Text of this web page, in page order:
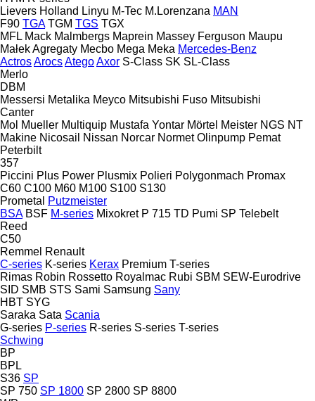
Lievers Holland Linyu M-Tec M.Lorenzana MAN
F90 TGA TGM TGS TGX
MFL Mack Malmbergs Maprein Massey Ferguson Maupu
Małek Agregaty Mecbo Mega Meka Mercedes-Benz
ActrosArocsAtegoAxor S-Class SK SL-Class
Merlo
DBM
Messersi Metalika Meyco Mitsubishi Fuso Mitsubishi
Canter
Mol Mueller Multiquip Mustafa Yontar Mörtel Meister NGS NT
Makine Nicosail Nissan Norcar Normet Olinpump Pemat
Peterbilt
357
Piccini Plus Power Plusmix Polieri Polygonmach Promax
C60 C100 M60 M100 S100 S130
Prometal
Putzmeister
BSA BSF M-series Mixokret P 715 TD Pumi SP Telebelt
Reed
C50
Remmel Renault
C-series K-series Kerax Premium T-series
Rimas Robin Rossetto Royalmac Rubi SBM SEW-Eurodrive
SID SMB STS Sami Samsung Sany
HBT SYG
Saraka Sata Scania
G-series P-series R-series S-series T-series
Schwing
BP
BPL
S36 SP
SP 750 SP 1800 SP 2800 SP 8800